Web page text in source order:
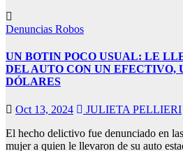
Denuncias Robos
UN BOTIN POCO USUAL: LE
DEL AUTO CON UN EFECTIVO,
DÓLARES
Oct 13, 2024
JULIETA PELLIERI
El hecho delictivo fue denunciado en
mujer a quien le llevaron de su auto